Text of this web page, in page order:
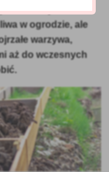
warzywa? Nie
w ogrodzie, ale
warzywa,
aż do wczesnych